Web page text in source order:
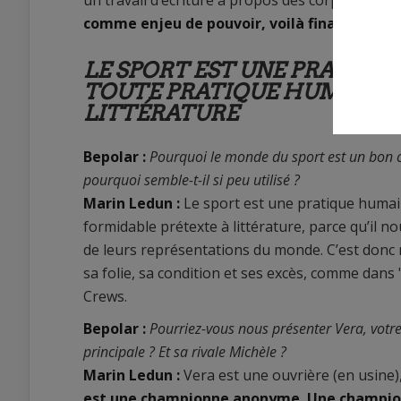
comme enjeu de pouvoir, voilà finalement
LE SPORT EST UNE
TOUTE PRATIQUE
LITTÉRATURE
Bepolar : Pourquoi le monde du sport est un bon
pourquoi semble-t-il si peu utilisé ?
Marin Ledun : Le sport est une pratique
formidable prétexte à littérature, parce qu’il
de leurs représentations du monde. C’est
sa folie, sa condition et ses excès, comme
Crews.
Bepolar : Pourriez-vous nous présenter Vera,
principale ? Et sa rivale Michèle ?
Marin Ledun :Vera est une ouvrière (en